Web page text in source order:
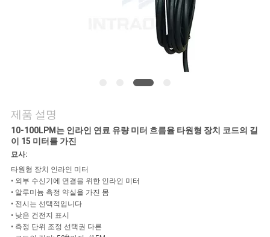
하
기
소
식
제품 설명
10-100LPM는 인라인 연료 유량 미터 흐름율 타원형 장치 코드의 길
이 15 미터를 가진
묘사:
타원형 장치 인라인 미터
• 외부 수신기에 연결을 위한 인라인 미터
• 알루미늄 측정 약실을 가진 몸
• 전시는 선택적입니다
• 낮은 건전지 표시
• 측정 단위 조정 선택권 다른